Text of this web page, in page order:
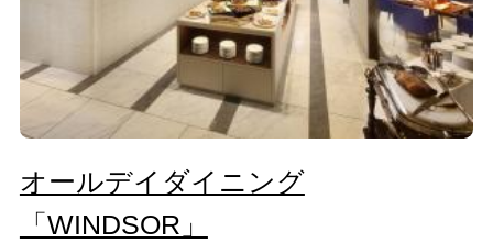
オールデイダイニング
「WINDSOR」